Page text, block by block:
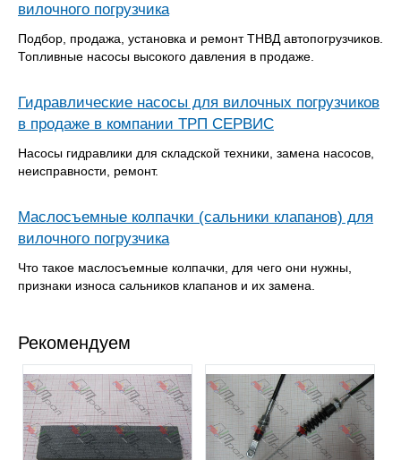
вилочного погрузчика
Подбор, продажа, установка и ремонт ТНВД автопогрузчиков.
Топливные насосы высокого давления в продаже.
Гидравлические насосы для вилочных погрузчиков
в продаже в компании ТРП СЕРВИС
Насосы гидравлики для складской техники, замена насосов,
неисправности, ремонт.
Маслосъемные колпачки (сальники клапанов) для
вилочного погрузчика
Что такое маслосъемные колпачки, для чего они нужны,
признаки износа сальников клапанов и их замена.
Рекомендуем